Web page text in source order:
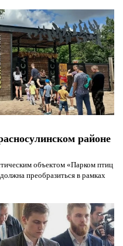
районе
объектом «Парком птиц
преобразиться в рамках